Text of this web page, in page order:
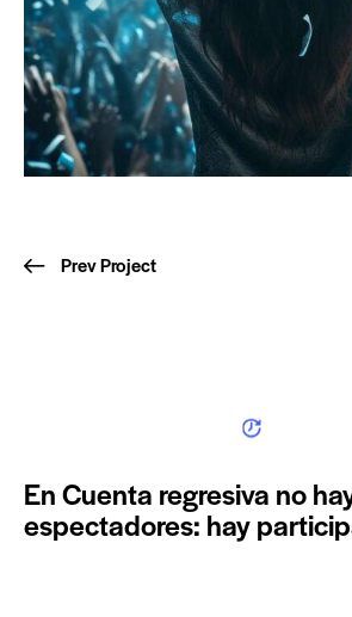
Prev Project
En Cuenta regresiva no
espectadores: hay